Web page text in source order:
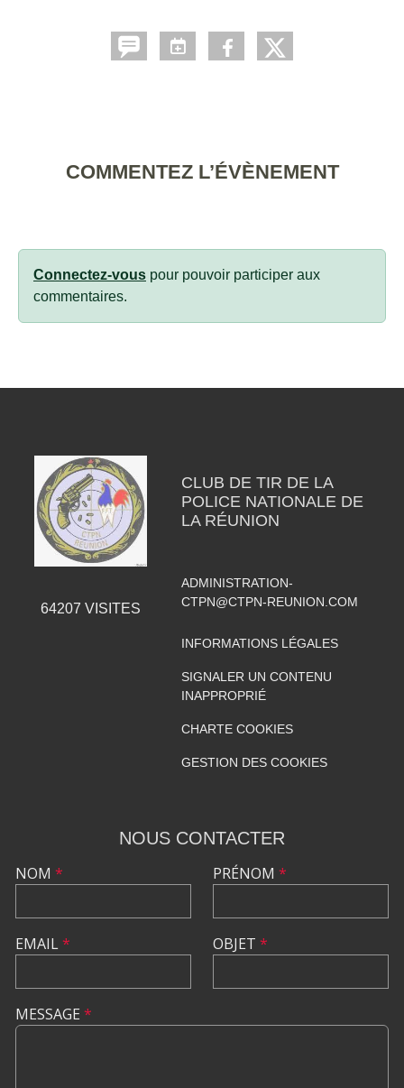
COMMENTEZ L’ÉVÈNEMENT
Connectez-vous pour pouvoir participer aux
commentaires.
64207 VISITES
CLUB DE TIR DE LA
POLICE NATIONALE DE
LA RÉUNION
ADMINISTRATION-
CTPN@CTPN-REUNION.COM
INFORMATIONS LÉGALES
SIGNALER UN CONTENU
INAPPROPRIÉ
CHARTE COOKIES
GESTION DES COOKIES
NOUS CONTACTER
NOM *
EMAIL*
PRÉNOM *
OBJET *
MESSAGE *